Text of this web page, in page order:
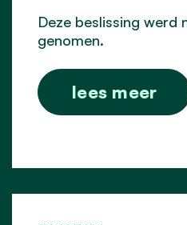
Deze beslissing werd
genomen.
lees meer